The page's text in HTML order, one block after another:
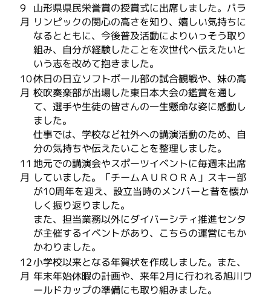
9
月
山形県県民栄誉賞の授賞式に出席しました。パラ
リンピックの関心の高さを知り、嬉しい気持ちに
なるとともに、今後普及活動によりいっそう取り
組み、自分が経験したことを次世代へ伝えたいと
いう志を改めて抱きました。
10
月
休日の日立ソフトボール部の試合観戦や、妹の高
校吹奏楽部が出場した東日本大会の鑑賞を通し
て、選手や生徒の皆さんの一生懸命な姿に感動し
ました。
仕事では、学校など社外への講演活動のため、自
分の気持ちや伝えたいことを整理しました。
11
月
地元での講演会やスポーツイベントに毎週末出席
していました。「チームＡＵＲＯＲＡ」スキー部
が10周年を迎え、設立当時のメンバーと昔を懐か
しく振り返りました。
また、担当業務以外にダイバーシティ推進センタ
が主催するイベントがあり、こちらの運営にもか
かわりました。
12
月
小学校以来となる年賀状を作成しました。また、
年末年始休暇の計画や、来年2月に行われる旭川ワ
ールドカップの準備にも取り組みました。